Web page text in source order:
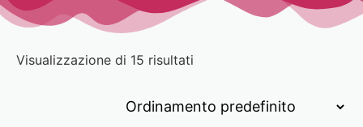
Visualizzazione di 15 risultati